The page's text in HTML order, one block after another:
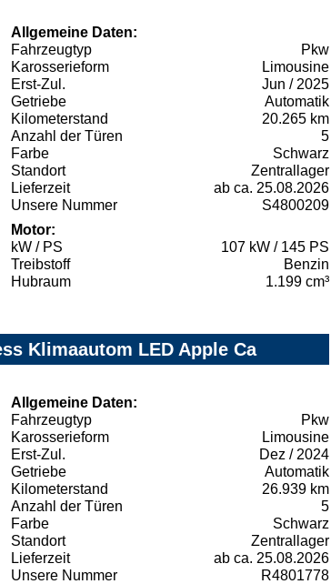
Allgemeine Daten:
Fahrzeugtyp
Pkw
Karosserieform
Limousine
Erst-Zul.
Jun / 2025
Getriebe
Automatik
Kilometerstand
20.265 km
Anzahl der Türen
5
Farbe
Schwarz
Standort
Zentrallager
Lieferzeit
ab ca. 25.08.2026
Unsere Nummer
S4800209
Motor:
kW / PS
107 kW / 145 PS
Treibstoff
Benzin
Hubraum
1.199 cm³
Klimaautom LED Apple Ca
Allgemeine Daten:
Fahrzeugtyp
Pkw
Karosserieform
Limousine
Erst-Zul.
Dez / 2024
Getriebe
Automatik
Kilometerstand
26.939 km
Anzahl der Türen
5
Farbe
Schwarz
Standort
Zentrallager
Lieferzeit
ab ca. 25.08.2026
Unsere Nummer
R4801778